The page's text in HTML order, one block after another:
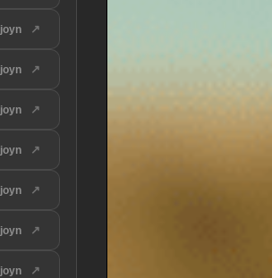
joyn ↗
joyn ↗
joyn ↗
joyn ↗
joyn ↗
joyn ↗
joyn ↗